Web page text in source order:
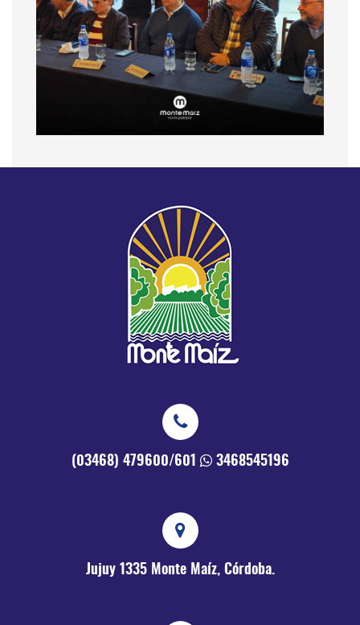
(03468) 479600/601 3468545196
Jujuy 1335 Monte Maíz, Córdoba.